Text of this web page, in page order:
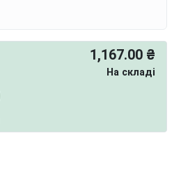
1,167.00 ₴
На складі